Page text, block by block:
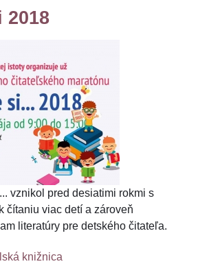
2018
vznikol pred desiatimi rokmi s
čítaniu viac detí a zároveň
literatúry pre detského čitateľa.
knižnica